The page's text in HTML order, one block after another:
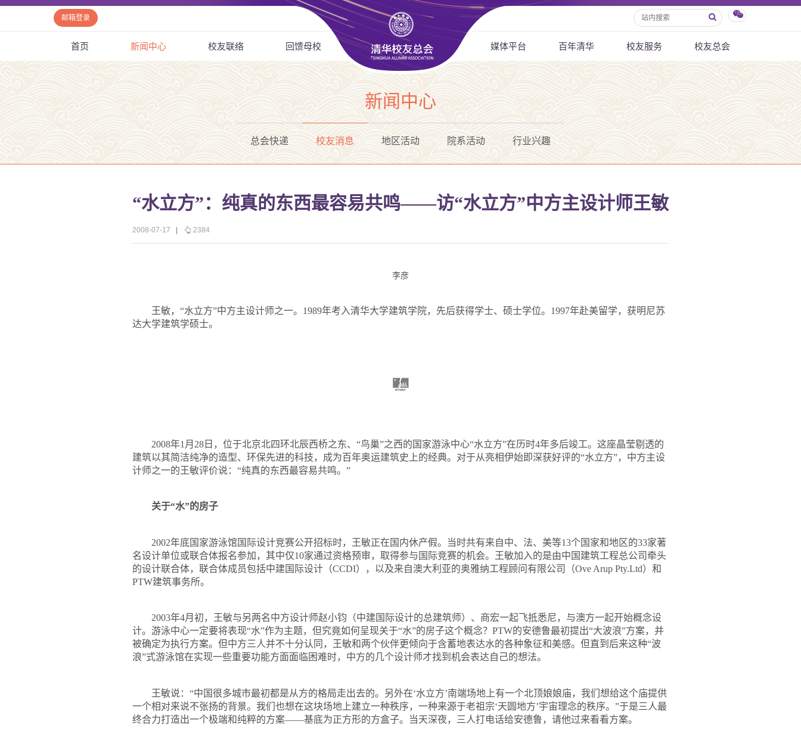
邮箱登录
首页 新闻中心 校友联络 回馈母校 媒体平台 百年清华 校友服务 校友总会
新闻中心
总会快递 校友消息 地区活动 院系活动 行业兴趣
“水立方”：纯真的东西最容易共鸣——访“水立方”中方主设计师王敏
2008-07-17 2384
李彦
王敏，“水立方”中方主设计师之一。 1989年考入清华大学建筑学院，先后获得学士、硕士学位。 1997年赴美留学，获明尼苏
达大学建筑学硕士。
2008年1 月 28 日 ，位于北京北四环北辰西桥之东、 “鸟巢”之西的国家游泳中心“水立方”在历时4年多后竣工。这座晶莹剔透的
建筑以其简洁纯净的造型、环保先进的科技，成为百年奥运建筑史上的经典。对于从亮相伊始即深获好评的“水立方”，中方主设
计师之一的王敏评价说： “纯真的东西最容易共鸣。 ”
关于“水”的房子
2002年底国家游泳馆国际设计竞赛公开招标时，王敏正在国内休产假。当时共有来自中、法、美等13个国家和地区的33家著
名设计单位或联合体报名参加，其中仅10家通过资格预审，取得参与国际竞赛的机会。王敏加入的是由中国建筑工程总公司牵头
的设计联合体，联合体成员包括中建国际设计（CCDI），以及来自澳大利亚的奥雅纳工程顾问有限公司（Ove Arup Pty.Ltd）和
PTW建筑事务所。
2003年4月初，王敏与另两名中方设计师赵小钧（中建国际设计的总建筑师）、商宏一起飞抵悉尼，与澳方一起开始概念设
计。游泳中心一定要将表现“水”作为主题，但究竟如何呈现关于“水”的房子这个概念？ PTW的安德鲁最初提出“大波浪”方案，并
被确定为执行方案。但中方三人并不十分认同，王敏和两个伙伴更倾向于含蓄地表达水的各种象征和美感。但直到后来这种“波
浪”式游泳馆在实现一些重要功能方面面临困难时，中方的几个设计师才找到机会表达自己的想法。
王敏说：“中国很多城市最初都是从方的格局走出去的。另外在‘水立方’南端场地上有一个北顶娘娘庙，我们想给这个庙提供
一个相对来说不张扬的背景。我们也想在这块场地上建立一种秩序，一种来源于老祖宗‘天圆地方’宇宙理念的秩序。”于是三人最
终合力打造出一个极端和纯粹的方案——基底为正方形的方盒子。当天深夜，三人打电话给安德鲁，请他过来看看方案。